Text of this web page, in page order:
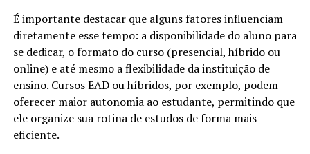
É importante destacar que alguns fatores influenciam
diretamente esse tempo: a disponibilidade do aluno para
se dedicar, o formato do curso (presencial, híbrido ou
online) e até mesmo a flexibilidade da instituição de
ensino. Cursos EAD ou híbridos, por exemplo, podem
oferecer maior autonomia ao estudante, permitindo que
ele organize sua rotina de estudos de forma mais
eficiente.